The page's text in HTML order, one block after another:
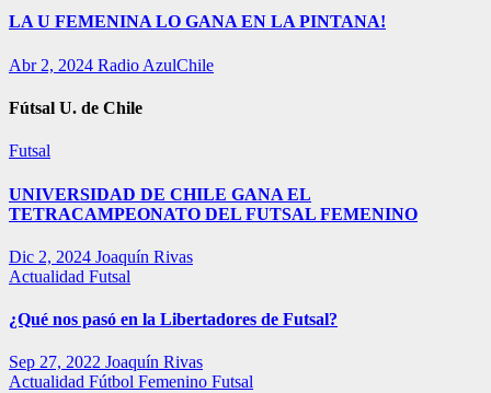
LA U FEMENINA LO GANA EN LA PINTANA!
Abr 2, 2024 Radio AzulChile
Fútsal U. de Chile
Futsal
UNIVERSIDAD DE CHILE GANA EL
TETRACAMPEONATO DEL FUTSAL FEMENINO
Dic 2, 2024 Joaquín Rivas
Actualidad Futsal
¿Qué nos pasó en la Libertadores de Futsal?
Sep 27, 2022 Joaquín Rivas
Actualidad Fútbol Femenino Futsal